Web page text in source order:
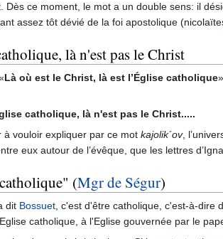
Dès ce moment, le mot a un double sens: il
assez tôt dévié de la foi apostolique
là n'est pas le Christ
Là où est le Christ, là est l’Église catholique
catholique, là n'est pas le Christ.....
à vouloir expliquer par ce mot kajolik´ov,
eux autour de l’évêque, que les lettres
(Mgr de Ségur)
dit Bossuet, c'est d'être catholique, c'est-à-dire
catholique, à l'Eglise gouvernée par le